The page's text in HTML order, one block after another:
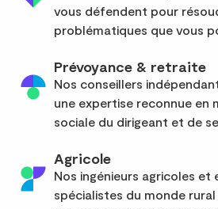
vous défendent pour
problématiques que vous
Prévoyance & retraite
Nos conseillers
une expertise reconnue
sociale du dirigeant et de
Agricole
Nos ingénieurs agricoles
spécialistes du monde